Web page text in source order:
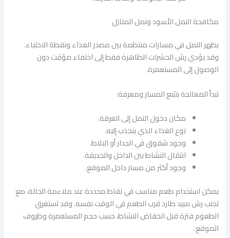
مكافحة النمل الأسود ونمل المنازل
يظهر النمل في مسارات منتظمة بين مصدر الغذاء ونقطة الاختباء.
وقد يؤدي رش الحشرات الظاهرة فقط إلى اختفاء مؤقت دون
الوصول إلى المستعمرة.
تبدأ المعالجة بتتبع المسار ومعرفة:
مكان دخول النمل إلى الغرفة.
نوع الغذاء الذي ينجذب إليه.
وجود شقوق في الجدار أو البلاط.
انتقال النشاط بين الداخل والحديقة.
وجود أكثر من مسار داخل الموقع.
يمكن استخدام طعم مناسب في نقاط محددة عند ملاءمة الحالة، مع
تجنب رش مبيد طارد قرب الطعم في الوقت نفسه. وقد تستغرق
الطعوم فترة قبل انخفاض النشاط، حسب حجم المستعمرة وظروف
الموقع.